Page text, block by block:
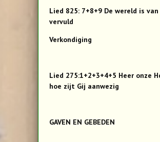
Lied 825: 7+8+9 De wereld is van
vervuld
Verkondiging
Lied 275:1+2+3+4+5 Heer onze
hoe zijt Gij aanwezig
GAVEN EN GEBEDEN